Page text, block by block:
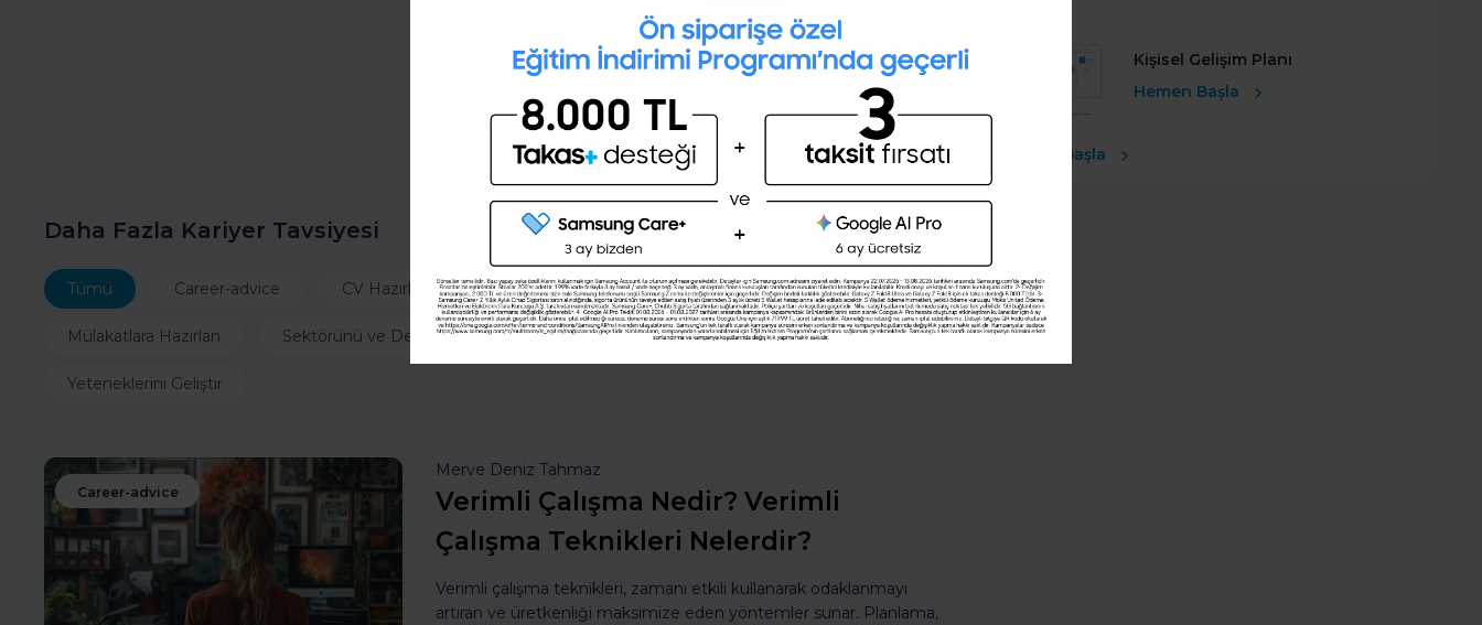
Kişilik testini çözerek gelecekteki
mesleğini öğrenmek ister misin ?
Kişisel Gelişim Planı
Hemen Başla
Ücretsiz Başla
Daha Fazla Kariyer Tavsiyesi
Tümü Career-advice CV Hazırla İnsan Kaynakları İş Hayatında Başarı
Mülakatlara Hazırlan Sektörünü ve Departmanını Seç Şirketleri Keşfet
Yeteneklerini Geliştir
Career-advice
Merve Deniz Tahmaz
Verimli Çalışma Nedir? Verimli
Çalışma Teknikleri Nelerdir?
Verimli çalışma teknikleri, zamanı etkili kullanarak odaklanmayı
artıran ve üretkenliği maksimize eden yöntemler sunar. Planlama,